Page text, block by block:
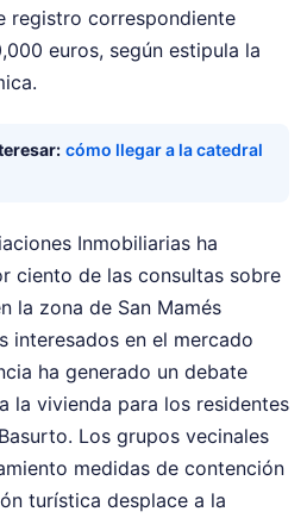
registro correspondiente
euros, según estipula la
cómo llegar a la catedral
Inmobiliarias ha
ciento de las consultas sobre
la zona de San Mamés
interesados en el mercado
ha generado un debate
la vivienda para los residentes
Los grupos vecinales
medidas de contención
turística desplace a la